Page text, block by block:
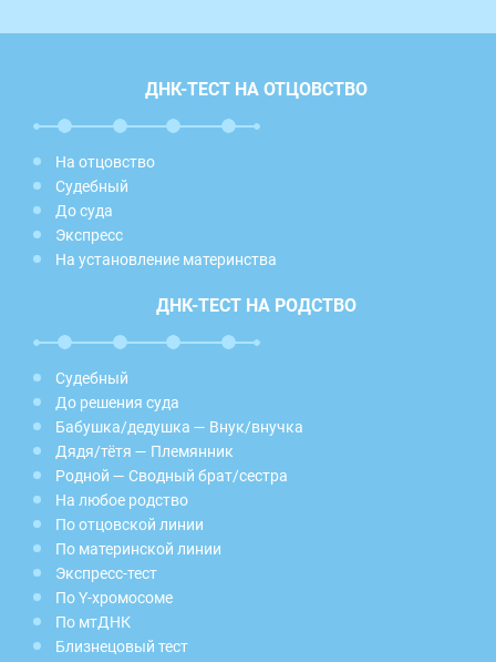
ДНК-ТЕСТ НА ОТЦОВСТВО
На отцовство
Судебный
До суда
Экспресс
На установление материнства
ДНК-ТЕСТ НА РОДСТВО
Судебный
До решения суда
Бабушка/дедушка — Внук/внучка
Дядя/тётя — Племянник
Родной — Сводный брат/сестра
На любое родство
По отцовской линии
По материнской линии
Экспресс-тест
По Y-хромосоме
По мтДНК
Близнецовый тест